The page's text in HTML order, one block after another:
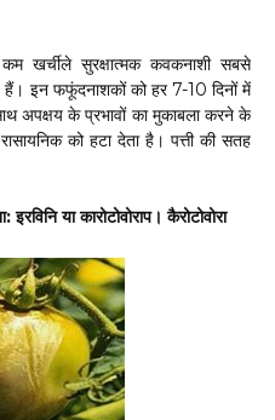
खर्चीले सुरक्षात्मक कवकनाशी सबसे
हैं। इन फफूंदनाशकों को हर 7-10 दिनों में
अपक्षय के प्रभावों का मुकाबला करने के
रासायनिक को हटा देता है। पत्ती की सतह
या कारोटोवोराप। कैरोटोवोरा